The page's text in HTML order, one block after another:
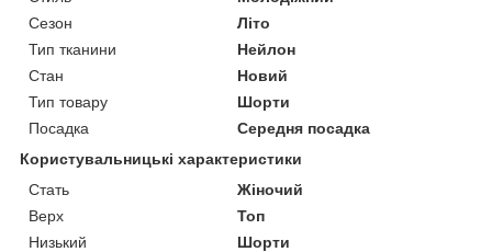
Сезон
Літо
Тип тканини
Нейлон
Стан
Новий
Тип товару
Шорти
Посадка
Середня посадка
Користувальницькі характеристики
Стать
Жіночий
Верх
Топ
Низький
Шорти